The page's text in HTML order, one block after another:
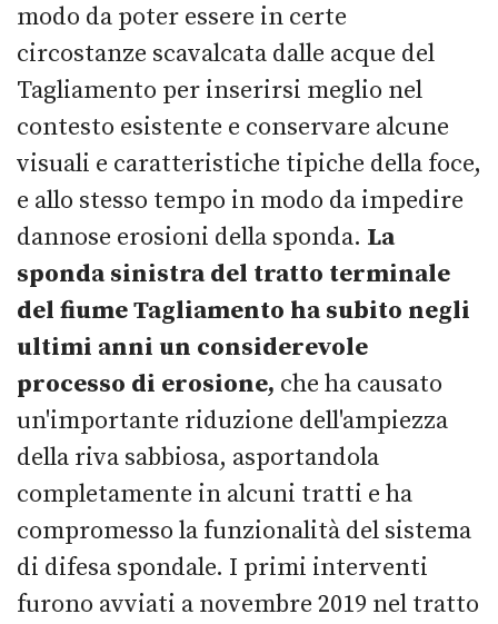
modo da poter essere in certe
circostanze scavalcata dalle acque del
Tagliamento per inserirsi meglio nel
contesto esistente e conservare alcune
visuali e caratteristiche tipiche della foce,
e allo stesso tempo in modo da impedire
dannose erosioni della sponda. La
sponda sinistra del tratto terminale
del fiume Tagliamento ha subito negli
ultimi anni un considerevole
processo di erosione, che ha causato
un'importante riduzione dell'ampiezza
della riva sabbiosa, asportandola
completamente in alcuni tratti e ha
compromesso la funzionalità del sistema
di difesa spondale. I primi interventi
furono avviati a novembre 2019 nel tratto